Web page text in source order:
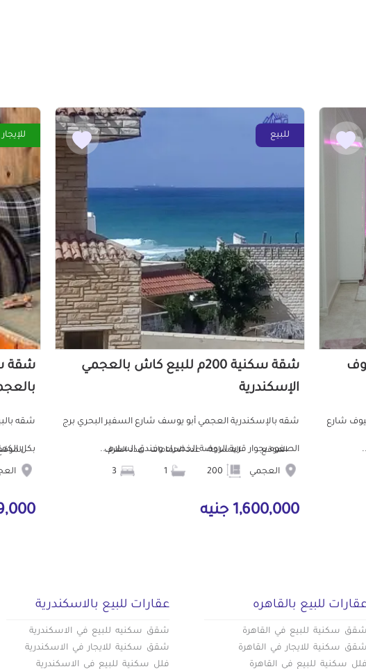
شارع
للبيع
شقة سكنية 200م للبيع كاش بالعجمي
الإسكندرية
شقه بالإسكندرية العجمي أبو يوسف شارع السفير البحري برج
الصفوه بجوار قرية الروضة الخضراء وفندق السلام...
الموقع
العجمي
المساحة عدد الحمامات عدد الغرف
1,600,000 جنيه
للإيجار
شقه
بكل
9,000 جنيه /
للبيع بالقاهره
شقق سكنية للبيع في القاهرة
شقق سكنية للايجار في القاهرة
فلل سكنية للبيع في القاهرة
عقارات للبيع بالاسكندرية
شقق سكنيه للبيع في الاسكندرية
شقق سكنية للايجار في الاسكندرية
فلل سكنية للبيع في الاسكندرية